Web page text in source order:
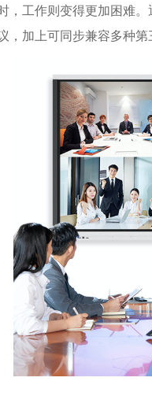
，工作则变得更加困难
加上可同步兼容多种